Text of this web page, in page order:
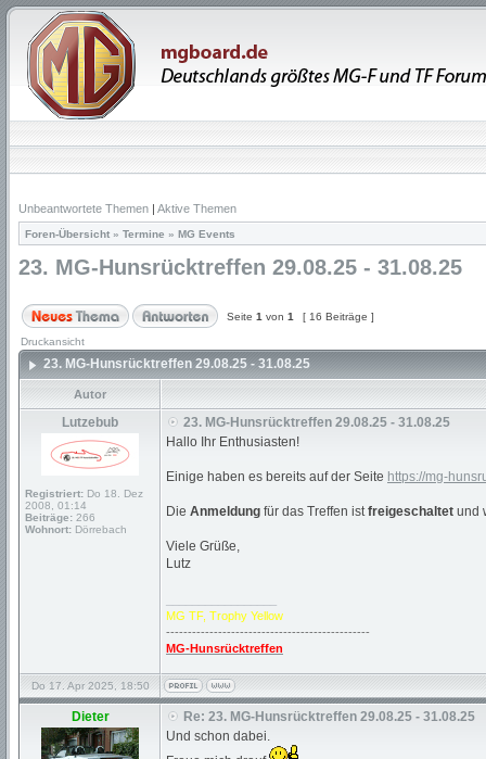
Unbeantwortete Themen | Aktive Themen
Foren-Übersicht » Termine » MG Events
23. MG-Hunsrücktreffen 29.08.25 - 31.08.25
Seite 1 von 1 [ 16 Beiträge ]
Druckansicht
23. MG-Hunsrücktreffen 29.08.25 - 31.08.25
Autor
Lutzebub
Registriert: Do 18. Dez
2008, 01:14
Beiträge: 266
Wohnort: Dörrebach
23. MG-Hunsrücktreffen 29.08.25 - 31.08.25
Hallo Ihr Enthusiasten!
Einige haben es bereits auf der Seite https://mg-
Die Anmeldung für das Treffen istfreigeschaltet und
Viele Grüße,
Lutz
MG TF, Trophy Yellow
-----------------------------------------------
MG-Hunsrücktreffen
Do 17. Apr 2025, 18:50
Dieter
Re: 23. MG-Hunsrücktreffen 29.08.25 - 31.08.25
Und schon dabei.